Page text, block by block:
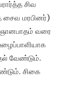
சிவ
மரபினர்)
ஞானபாதம் வரை
வேண்டும்.
சிகை